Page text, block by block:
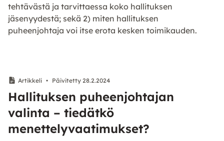
tehtävästä ja tarvittaessa koko hallituksen
jäsenyydestä; sekä 2) miten hallituksen
puheenjohtaja voi itse erota kesken toimikauden.
Artikkeli • Päivitetty 28.2.2024
Hallituksen puheenjohtajan
valinta – tiedätkö
menettelyvaatimukset?